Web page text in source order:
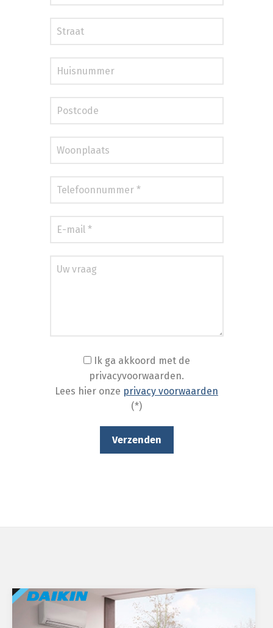
Ik ga akkoord met de
privacyvoorwaarden.
Lees hier onze privacy voorwaarden
(*)